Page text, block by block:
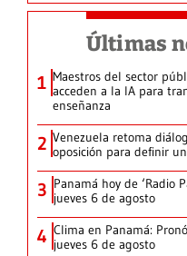
Últimas
1 Maestros del sector
acceden a la IA para
enseñanza
2 Venezuela retoma
oposición para definir
3 Panamá hoy de ‘Radio
jueves 6 de agosto
4 Clima en Panamá:
jueves 6 de agosto